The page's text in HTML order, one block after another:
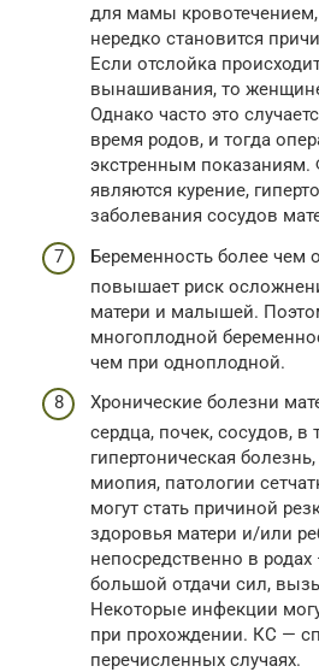
для мамы
нередко становится
Если отслойка
вынашивания, то
Однако часто это
время родов, и тогда
экстренным показаниям.
являются курение,
заболевания сосудов
Беременность более чем
повышает риск
матери и малышей.
многоплодной
чем при одноплодной.
Хронические болезни
сердца, почек, сосудов, в
гипертоническая
миопия, патологии
могут стать причиной
здоровья матери и/или
непосредственно в
большой отдачи сил,
Некоторые инфекции
при прохождении. КС —
перечисленных случаях.